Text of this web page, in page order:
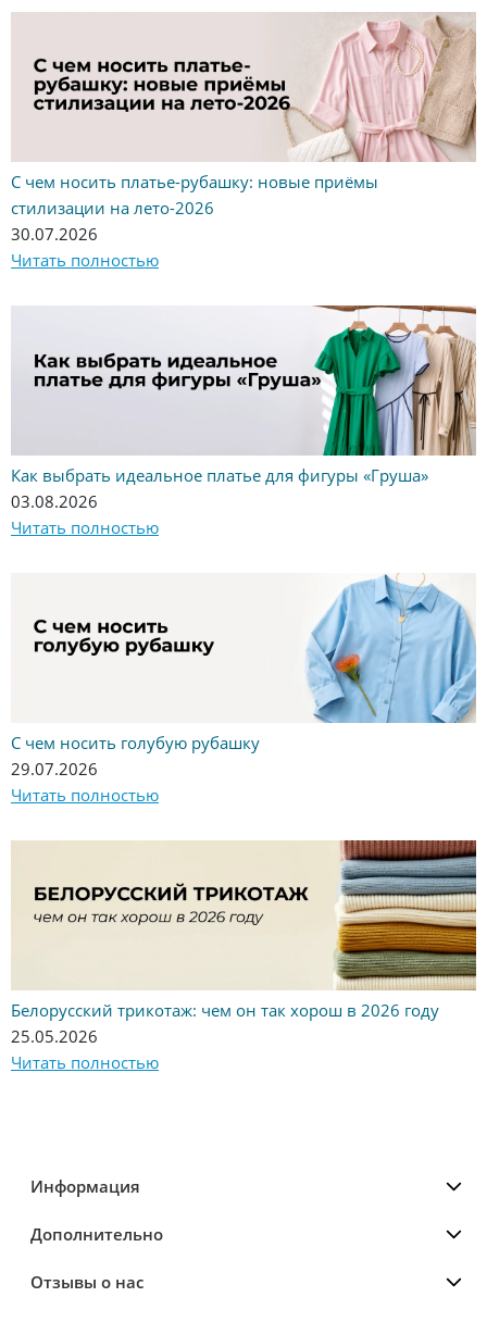
С чем носить платье-рубашку: новые приёмы
стилизации на лето-2026
30.07.2026
Читать полностью
Как выбрать идеальное платье для фигуры «Груша»
03.08.2026
Читать полностью
С чем носить голубую рубашку
29.07.2026
Читать полностью
Белорусский трикотаж: чем он так хорош в 2026 году
25.05.2026
Читать полностью
Информация
Дополнительно
Отзывы о нас